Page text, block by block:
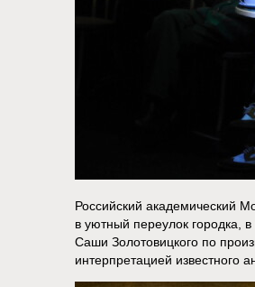
Российский академический
в уютный переулок городка,
Саши Золотовицкого по
интерпретацией известного